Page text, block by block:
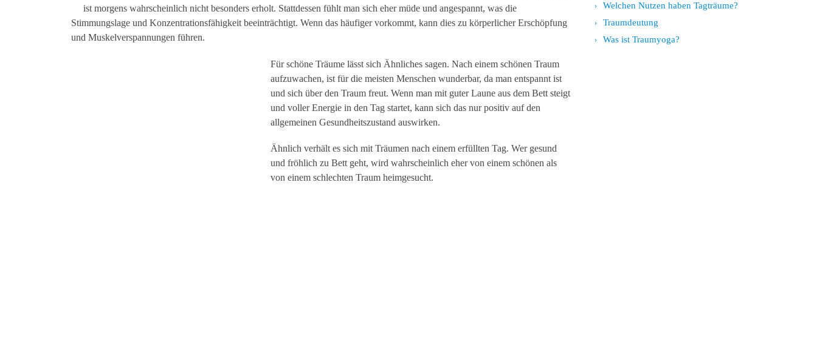
ist morgens wahrscheinlich nicht besonders erholt. Stattdessen fühlt man sich eher müde und angespannt, was die
Stimmungslage und Konzentrationsfähigkeit beeinträchtigt. Wenn das häufiger vorkommt, kann dies zu körperlicher Erschöpfung
und Muskelverspannungen führen.
Für schöne Träume lässt sich Ähnliches sagen. Nach einem schönen Traum
aufzuwachen, ist für die meisten Menschen wunderbar, da man entspannt ist
und sich über den Traum freut. Wenn man mit guter Laune aus dem Bett steigt
und voller Energie in den Tag startet, kann sich das nur positiv auf den
allgemeinen Gesundheitszustand auswirken.
Ähnlich verhält es sich mit Träumen nach einem erfüllten Tag. Wer gesund
und fröhlich zu Bett geht, wird wahrscheinlich eher von einem schönen als
von einem schlechten Traum heimgesucht.
Welchen Nutzen haben Tagträume?
Traumdeutung
Was ist Traumyoga?